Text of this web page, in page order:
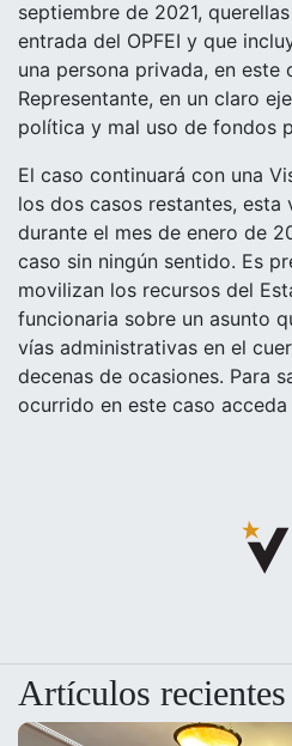
septiembre de 2021,
entrada del OPFEI y que
una persona privada, en este
Representante, en un claro
política y mal uso de fondos
El caso continuará con una
los dos casos restantes, esta
durante el mes de enero de
caso sin ningún sentido. Es
movilizan los recursos del
funcionaria sobre un asunto
vías administrativas en el
decenas de ocasiones. Para
ocurrido en este caso acceda
Artículos recientes